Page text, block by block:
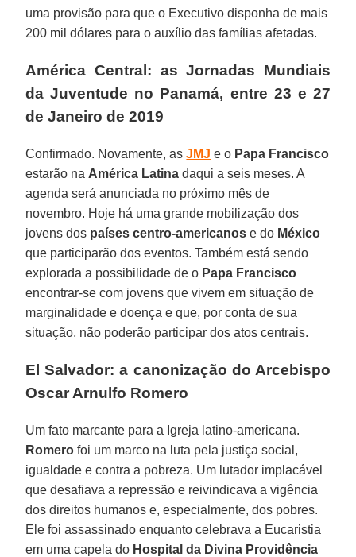
uma provisão para que o Executivo disponha de mais
200 mil dólares para o auxílio das famílias afetadas.
América Central: as Jornadas Mundiais
da Juventude no Panamá, entre 23 e 27
de Janeiro de 2019
Confirmado. Novamente, asJMJ e o Papa Francisco
estarão na América Latina daqui a seis meses. A
agenda será anunciada no próximo mês de
novembro. Hoje há uma grande mobilização dos
jovens dos países centro-americanos e do México
que participarão dos eventos. Também está sendo
explorada a possibilidade de o Papa Francisco
encontrar-se com jovens que vivem em situação de
marginalidade e doença e que, por conta de sua
situação, não poderão participar dos atos centrais.
El Salvador: a canonização do Arcebispo
Oscar Arnulfo Romero
Um fato marcante para a Igreja latino-americana.
Romero foi um marco na luta pela justiça social,
igualdade e contra a pobreza. Um lutador implacável
que desafiava a repressão e reivindicava a vigência
dos direitos humanos e, especialmente, dos pobres.
Ele foi assassinado enquanto celebrava a Eucaristia
em uma capela do Hospital da Divina Providência